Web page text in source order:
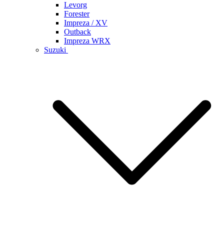
Levorg
Forester
Impreza / XV
Outback
Impreza WRX
Suzuki